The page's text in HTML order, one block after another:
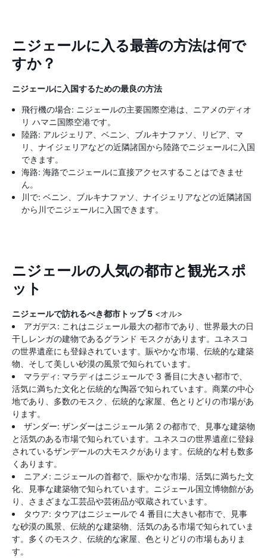
ニジェールに入る最善の方法は何で
すか？
ニジェールに入国するための最良の方法
飛行機の場合: ニジェールの主要国際空港は、ニアメのディオ
リ ハマニ国際空港です。
陸路: アルジェリア、ベニン、ブルキナファソ、リビア、マ
リ、ナイジェリアなどの近隣諸国から陸路でニジェールに入国
できます。
海路: 海路でニジェールに直接アクセスすることはできませ
ん。
川で: ベニン、ブルキナファソ、ナイジェリアなどの近隣諸国
から川でニジェールに入国できます。
ニジェールの人気の都市と観光スポ
ット
ニジェールで訪れるべき都市トップ 5 <オル>
アガデス: これはニジェール最大の都市であり、世界最大の日
干しレンガの建物であるグランド モスクがあります。ユネスコ
の世界遺産にも登録されています。賑やかな市場、伝統的な建築
物、そして美しい砂漠の風景で知られています。
マラディ: マラディはニジェールで 3 番目に大きい都市で、
活気に満ちた文化と伝統的な陶器で知られています。商業の中心
地であり、多数のモスク、伝統的な家屋、色とりどりの市場があ
ります。
ザンダー: ザンダーはニジェール第 2 の都市で、見事な建築物
と活気のある市場で知られています。ユネスコの世界遺産に登録
されているザンデールの大モスクがあります。伝統的な村も数多
くあります。
ニアメ: ニジェールの首都で、賑​​やかな市場、活気に満ちた文
化、見事な建築物で知られています。ニジェール国立博物館があ
り、さまざまな工芸品や芸術品が収蔵されています。
タウア: タウアはニジェールで 4 番目に大きい都市で、見事
な砂漠の風景、伝統的な建築物、活気のある市場で知られていま
す。多くのモスク、伝統的な家屋、色とりどりの市場もありま
す。